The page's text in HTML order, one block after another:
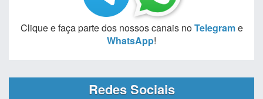
Clique e faça parte dos nossos canais noTelegrame
WhatsApp!
Redes Sociais